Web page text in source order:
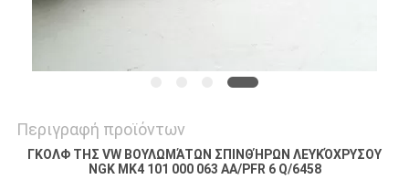
Περιγραφή προϊόντων
ΓΚΟΛΦ ΤΗΣ VW ΒΟΥΛΩΜΆΤΩΝ ΣΠΙΝΘΉΡΩΝ ΛΕΥΚΌΧΡΥΣΟΥ
NGK MK4 101 000 063 AA/PFR 6 Q/6458